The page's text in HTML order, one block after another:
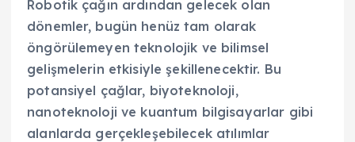
Robotik çağın ardından gelecek olan
dönemler, bugün henüz tam olarak
öngörülemeyen teknolojik ve bilimsel
gelişmelerin etkisiyle şekillenecektir. Bu
potansiyel çağlar, biyoteknoloji,
nanoteknoloji ve kuantum bilgisayarlar gibi
alanlarda gerçekleşebilecek atılımlar